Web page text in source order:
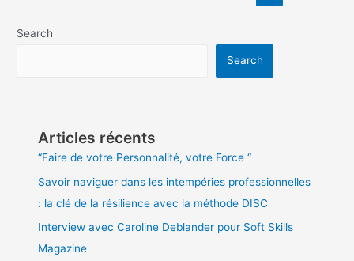
Search
Search
Articles récents
“Faire de votre Personnalité, votre Force “
Savoir naviguer dans les intempéries professionnelles
: la clé de la résilience avec la méthode DISC
Interview avec Caroline Deblander pour Soft Skills
Magazine